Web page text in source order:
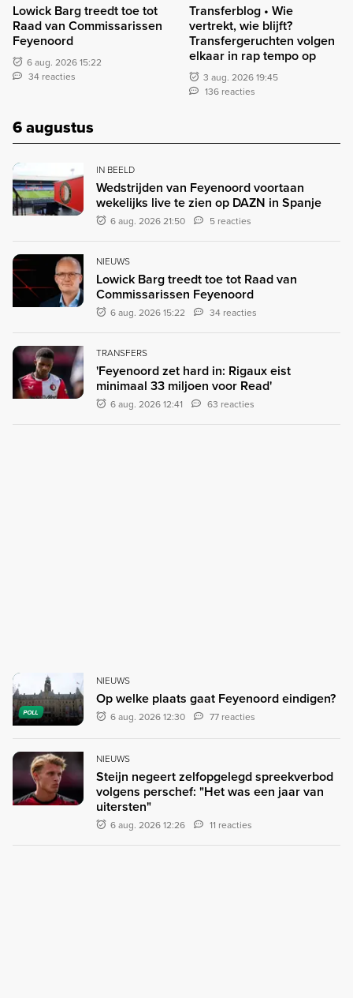
Lowick Barg treedt toe tot
Raad van Commissarissen
Feyenoord
6 aug. 2026 15:22
34 reacties
Transferblog • Wie
vertrekt, wie blijft?
Transfergeruchten volgen
elkaar in rap tempo op
3 aug. 2026 19:45
136 reacties
6 augustus
IN BEELD
Wedstrijden van Feyenoord voortaan
wekelijks live te zien op DAZN in Spanje
6 aug. 2026 21:50 5 reacties
NIEUWS
Lowick Barg treedt toe tot Raad van
Commissarissen Feyenoord
6 aug. 2026 15:22 34 reacties
TRANSFERS
'Feyenoord zet hard in: Rigaux eist
minimaal 33 miljoen voor Read'
6 aug. 2026 12:41 63 reacties
POLL
NIEUWS
Op welke plaats gaat Feyenoord eindigen?
6 aug. 2026 12:30 77 reacties
NIEUWS
Steijn negeert zelfopgelegd spreekverbod
volgens perschef: "Het was een jaar van
uitersten"
6 aug. 2026 12:26 11 reacties